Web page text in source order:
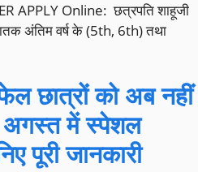
APPLY Online: छत्रपति शाहूजी
अंतिम वर्ष के (5th, 6th) तथा
छात्रों को अब नहीं
अगस्त में स्पेशल
पूरी जानकारी